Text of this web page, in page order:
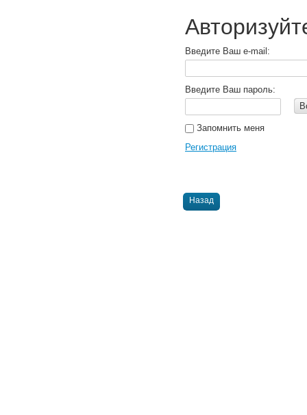
Введите Ваш e-mail:
Введите Ваш пароль:
Запомнить меня
Регистрация
Назад